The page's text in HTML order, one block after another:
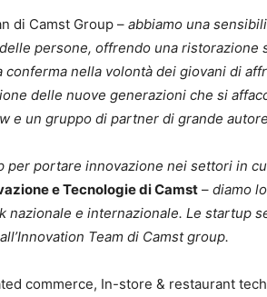
di Camst Group – abbiamo una
persone, offrendo una ristorazione
nella volontà dei giovani di
delle nuove generazioni che si
un gruppo di partner di grande
per portare innovazione nei settori in
e Tecnologie di Camst – diamo
e internazionale. Le startup
Team di Camst group.
commerce, In-store & restaurant